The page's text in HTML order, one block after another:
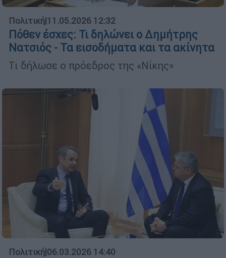
Πολιτική|11.05.2026 12:32
Πόθεν έσχες: Τι δηλώνει ο Δημήτρης
Νατσιός - Τα εισοδήματα και τα ακίνητα
Τι δήλωσε ο πρόεδρος της «Νίκης»
Πολιτική|06.03.2026 14:40